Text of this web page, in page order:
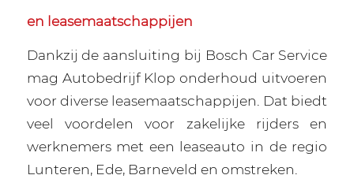
en leasemaatschappijen
Dankzij de aansluiting bij Bosch Car Service
mag Autobedrijf Klop onderhoud uitvoeren
voor diverse leasemaatschappijen. Dat biedt
veel voordelen voor zakelijke rijders en
werknemers met een leaseauto in de regio
Lunteren, Ede, Barneveld en omstreken.